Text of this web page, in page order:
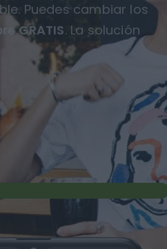
Puedes cambiar los
GRATIS. La solución